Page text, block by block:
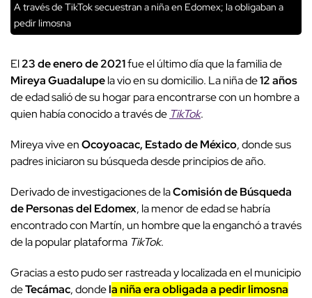
A través de TikTok secuestran a niña en Edomex; la obligaban a
pedir limosna
El23 de enero de 2021fue el último día que la familia de
Mireya Guadalupela vio en su domicilio. La niña de12 años
de edad salió de su hogar para encontrarse con un hombre a
quien había conocido a través de TikTok.
Mireya vive enOcoyoacac, Estado de México, donde sus
padres iniciaron su búsqueda desde principios de año.
Derivado de investigaciones de laComisión de Búsqueda
de Personas del Edomex, la menor de edad se habría
encontrado con Martín, un hombre que la enganchó a través
de la popular plataforma TikTok.
Gracias a esto pudo ser rastreada y localizada en el municipio
deTecámac, dondela niña era obligada a pedir limosna